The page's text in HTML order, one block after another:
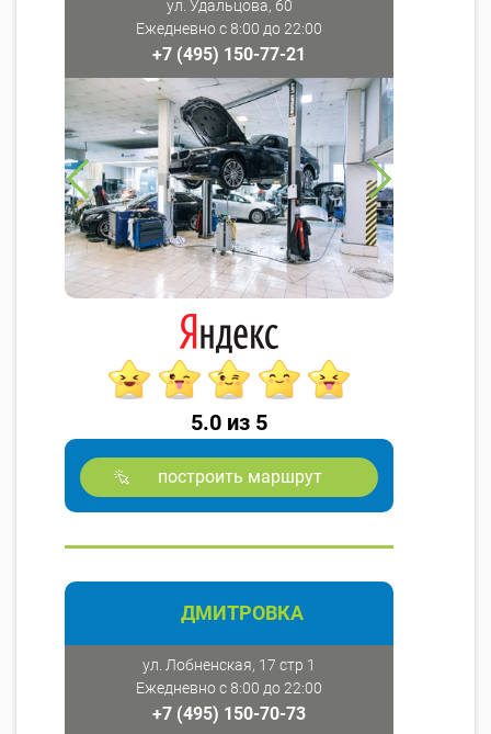
ул. Удальцова, 60
Ежедневно с 8:00 до 22:00
+7 (495) 150-77-21
5.0 из 5
построить маршрут
ДМИТРОВКА
ул. Лобненская, 17 стр 1
Ежедневно с 8:00 до 22:00
+7 (495) 150-70-73